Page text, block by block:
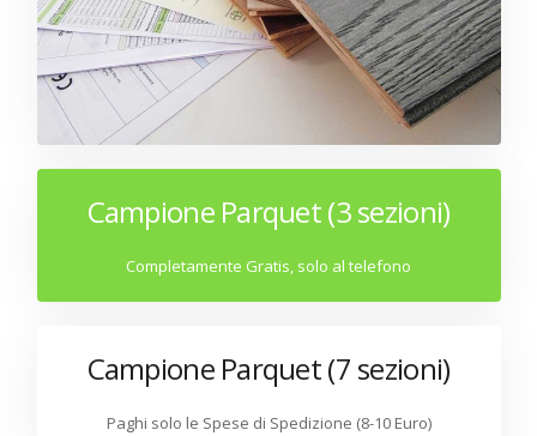
Campione Parquet (3 sezioni)
Completamente Gratis, solo al telefono
Campione Parquet (7 sezioni)
Paghi solo le Spese di Spedizione (8-10 Euro)